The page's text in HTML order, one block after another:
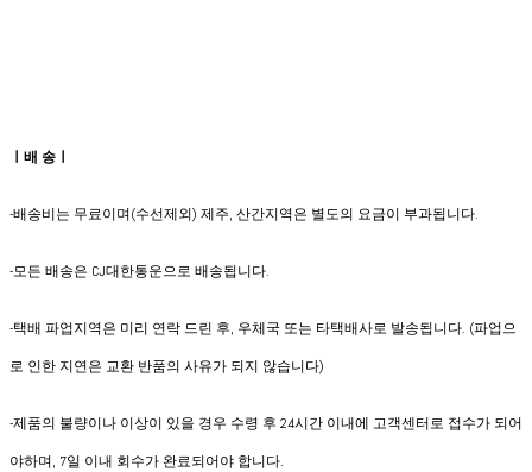
ㅣ배 송ㅣ
-배송비는 무료이며(수선제외) 제주, 산간지역은 별도의 요금이 부과됩니다.
​-모든 배송은 CJ대한통운으로 배송됩니다.
-택배 파업지역은 미리 연락 드린 후, 우체국 또는 타택배사로 발송됩니다. (파업으
로 인한 지연은 교환 반품의 사유가 되지 않습니다)
-제품의 불량이나 이상이 있을 경우 수령 후 24시간 이내에 고객센터로 접수가 되어
야하며, 7일 이내 회수가 완료되어야 합니다.